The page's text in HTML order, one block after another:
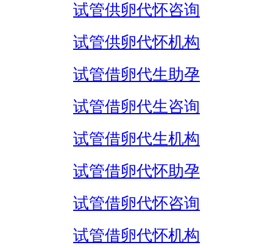
试管供卵代怀咨询
试管供卵代怀机构
试管借卵代生助孕
试管借卵代生咨询
试管借卵代生机构
试管借卵代怀助孕
试管借卵代怀咨询
试管借卵代怀机构